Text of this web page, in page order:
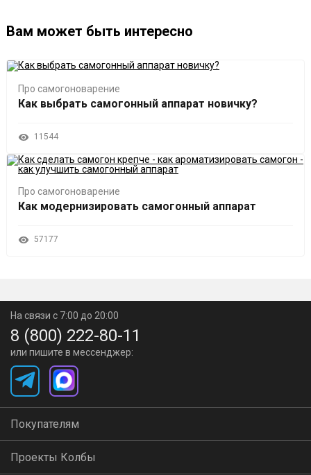
Вам может быть интересно
Про самогоноварение
Как выбрать самогонный аппарат новичку?
11544
Про самогоноварение
Как модернизировать самогонный аппарат
57177
На связи с 7:00 до 20:00
8 (800) 222-80-11
или пишите в мессенджер:
Покупателям
Проекты Колбы